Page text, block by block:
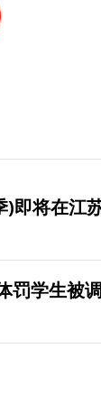
即将在江
罚学生被